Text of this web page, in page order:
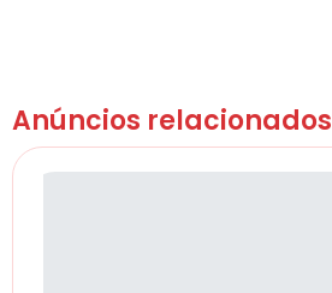
Anúncios relacionados